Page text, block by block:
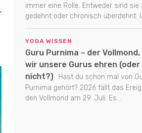
immer eine Rolle. Entweder sind sie
gedehnt oder chronisch überdehnt.
YOGA WISSEN
Guru Purnima – der
wir unsere Gurus ehren
nicht?)
Hast du schon mal von
Purnima gehört? 2026 fällt das
den Vollmond am 29. Juli. Es...